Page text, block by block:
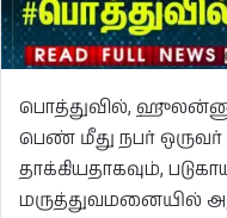
பொத்துவில்,
பெண் மீது நபர்
தாக்கியதாகவும்,
மருத்துவமனையில்